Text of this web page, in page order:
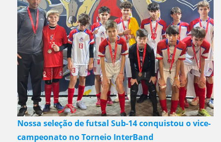
Nossa seleção de futsal Sub-14 conquistou o vice-
campeonato no Torneio InterBand